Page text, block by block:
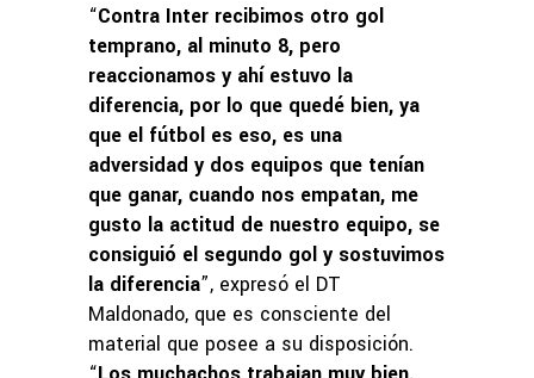
“Contra Inter recibimos otro gol
temprano, al minuto 8, pero
reaccionamos y ahí estuvo la
diferencia, por lo que quedé bien, ya
que el fútbol es eso, es una
adversidad y dos equipos que tenían
que ganar, cuando nos empatan, me
gusto la actitud de nuestro equipo, se
consiguió el segundo gol y sostuvimos
la diferencia”, expresó el DT
Maldonado, que es consciente del
material que posee a su disposición.